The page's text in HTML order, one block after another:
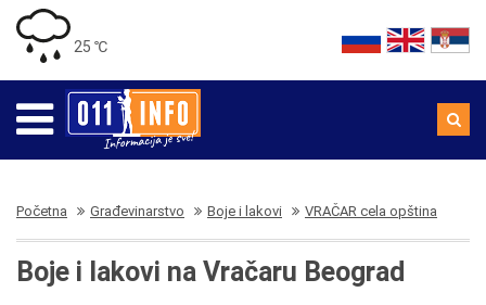
25 ℃
Početna Građevinarstvo Boje i lakovi VRAČAR cela opština
Boje i lakovi na Vračaru Beograd